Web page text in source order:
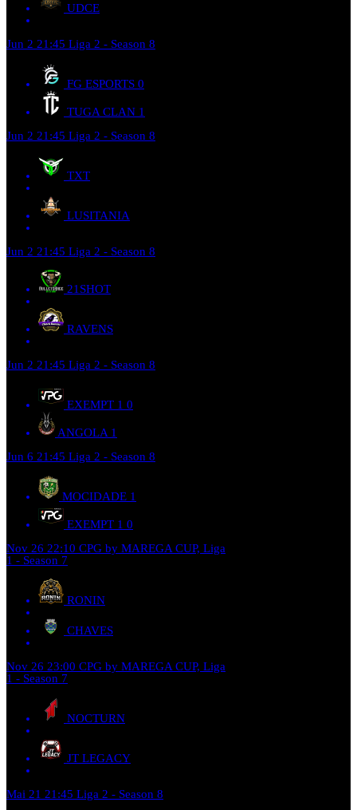
UDCE
Jun 2 21:45 Liga 2 - Season 8
FG ESPORTS 0
TUGA CLAN 1
Jun 2 21:45 Liga 2 - Season 8
TXT
LUSITANIA
Jun 2 21:45 Liga 2 - Season 8
21SHOT
RAVENS
Jun 2 21:45 Liga 2 - Season 8
EXEMPT 1 0
ANGOLA 1
Jun 6 21:45 Liga 2 - Season 8
MOCIDADE 1
EXEMPT 1 0
Nov 26 22:10 CPG by MAREGA CUP, Liga
1 - Season 7
RONIN
CHAVES
Nov 26 23:00 CPG by MAREGA CUP, Liga
1 - Season 7
NOCTURN
JT LEGACY
Mai 21 21:45 Liga 2 - Season 8